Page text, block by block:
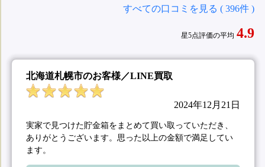
すべての口コミを見る ( 396件 )
星5点評価の平均 4.9
北海道札幌市のお客様／LINE買取
2024年12月21日
実家で見つけた貯金箱をまとめて買い取っていただき、
ありがとうございます。思った以上の金額で満足してい
ます。